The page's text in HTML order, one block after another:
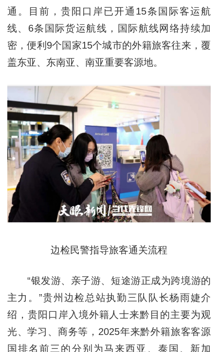
通。目前，贵阳口岸已开通15条国际客运航
线、6条国际货运航线，国际航线网络持续加
密，便利9个国家15个城市的外籍旅客往来，覆
盖东亚、东南亚、南亚重要客源地。
边检民警指导旅客通关流程
“银发游、亲子游、短途游正成为跨境游的
主力。”贵州边检总站执勤三队队长杨雨婕介
绍，贵阳口岸入境外籍人士来黔目的主要为观
光、学习、商务等，2025年来黔外籍旅客客源
国排名前三的分别为马来西亚、泰国、新加